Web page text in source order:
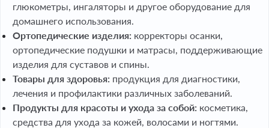
глюкометры, ингаляторы и другое оборудование для
домашнего использования.
Ортопедические изделия: корректоры осанки,
ортопедические подушки и матрасы, поддерживающие
изделия для суставов и спины.
Товары для здоровья: продукция для диагностики,
лечения и профилактики различных заболеваний.
Продукты для красоты и ухода за собой: косметика,
средства для ухода за кожей, волосами и ногтями.